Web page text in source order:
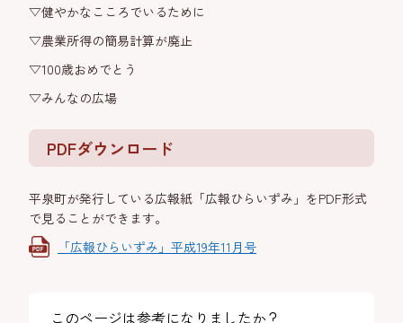
▽健やかなこころでいるために
▽農業所得の簡易計算が廃止
▽100歳おめでとう
▽みんなの広場
PDFダウンロード
平泉町が発行している広報紙「広報ひらいずみ」をPDF形式
で見ることができます。
「広報ひらいずみ」平成19年11月号
このページは参考になりましたか？